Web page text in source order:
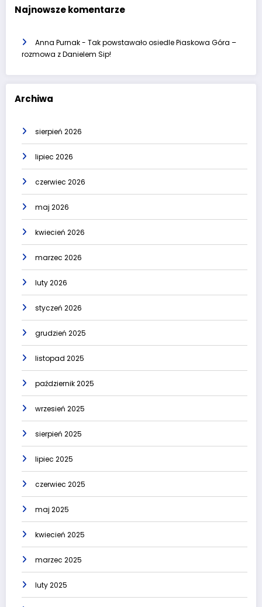
Najnowsze komentarze
Anna Purnak- Tak powstawało osiedle Piaskowa Góra –
rozmowa z Danielem Sip!
Archiwa
sierpień 2026
lipiec 2026
czerwiec 2026
maj 2026
kwiecień 2026
marzec 2026
luty 2026
styczeń 2026
grudzień 2025
listopad 2025
październik 2025
wrzesień 2025
sierpień 2025
lipiec 2025
czerwiec 2025
maj 2025
kwiecień 2025
marzec 2025
luty 2025